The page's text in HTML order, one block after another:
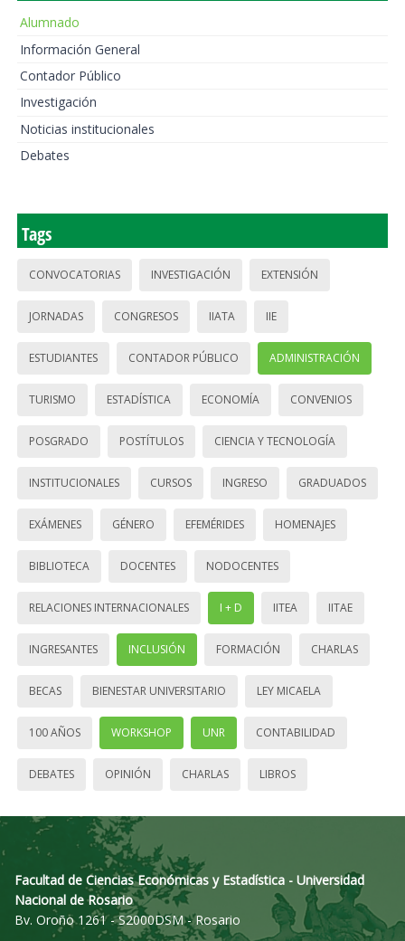
Alumnado
Información General
Contador Público
Investigación
Noticias institucionales
Debates
Tags
CONVOCATORIAS INVESTIGACIÓN EXTENSIÓN
JORNADAS CONGRESOS IIATA IIE
ESTUDIANTES CONTADOR PÚBLICO ADMINISTRACIÓN
TURISMO ESTADÍSTICA ECONOMÍA CONVENIOS
POSGRADO POSTÍTULOS CIENCIA Y TECNOLOGÍA
INSTITUCIONALES CURSOS INGRESO GRADUADOS
EXÁMENES GÉNERO EFEMÉRIDES HOMENAJES
BIBLIOTECA DOCENTES NODOCENTES
RELACIONES INTERNACIONALES I + D IITEA IITAE
INGRESANTES INCLUSIÓN FORMACIÓN CHARLAS
BECAS BIENESTAR UNIVERSITARIO LEY MICAELA
100 AÑOS WORKSHOP UNR CONTABILIDAD
DEBATES OPINIÓN CHARLAS LIBROS
Facultad de Ciencias Económicas y Estadística - Universidad
Nacional de Rosario
Bv. Oroño 1261 - S2000DSM - Rosario